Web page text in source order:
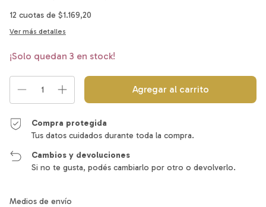
12 cuotas de $1.169,20
Ver más detalles
¡Solo quedan 3 en stock!
Compra protegida
Tus datos cuidados durante toda la compra.
Cambios y devoluciones
Si no te gusta, podés cambiarlo por otro o devolverlo.
Entregas para el CP:
Medios de envío